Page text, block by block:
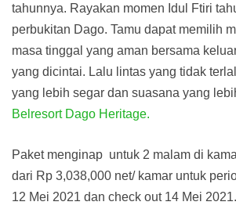
tahunnya. Rayakan momen Idul Ftiri
perbukitan Dago. Tamu dapat memilih
masa tinggal yang aman bersama
yang dicintai. Lalu lintas yang tidak
yang lebih segar dan suasana yang
Belresort Dago Heritage.
Paket menginap untuk 2 malam di
dari Rp 3,038,000 net/ kamar untuk
12 Mei 2021 dan check out 14 Mei